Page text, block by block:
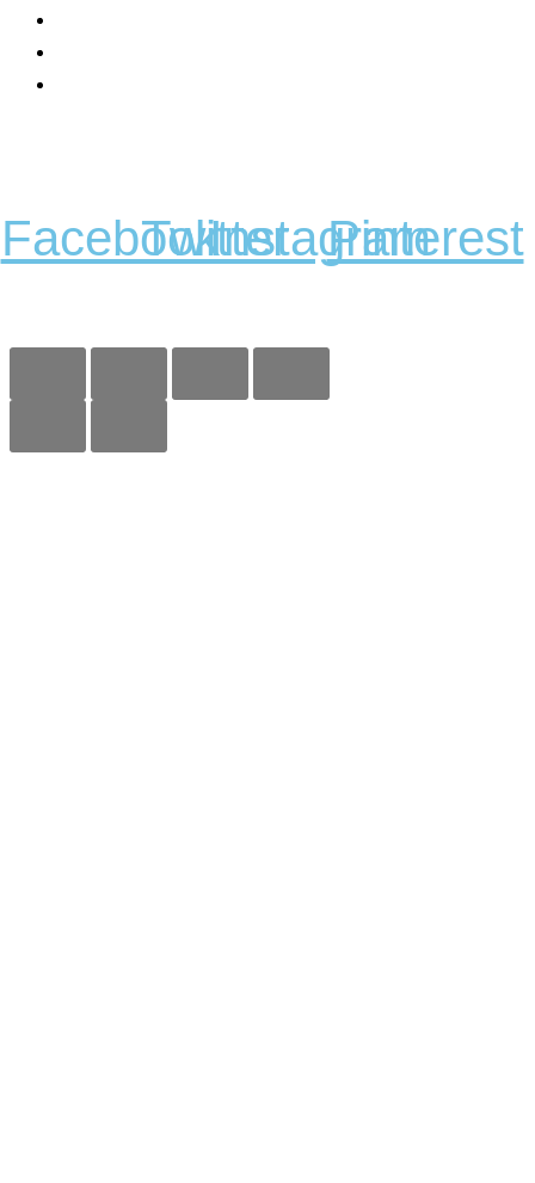
Facebook
Twitter
Instagram
Pinterest